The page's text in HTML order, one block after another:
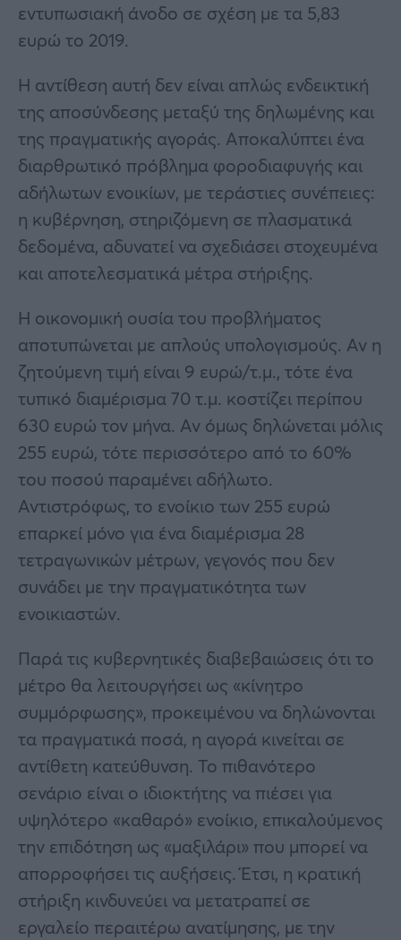
εντυπωσιακή άνοδο σε σχέση με τα 5,83
ευρώ το 2019.
Η αντίθεση αυτή δεν είναι απλώς ενδεικτική
της αποσύνδεσης μεταξύ της δηλωμένης και
της πραγματικής αγοράς. Αποκαλύπτει ένα
διαρθρωτικό πρόβλημα φοροδιαφυγής και
αδήλωτων ενοικίων, με τεράστιες συνέπειες:
η κυβέρνηση, στηριζόμενη σε πλασματικά
δεδομένα, αδυνατεί να σχεδιάσει στοχευμένα
και αποτελεσματικά μέτρα στήριξης.
Η οικονομική ουσία του προβλήματος
αποτυπώνεται με απλούς υπολογισμούς. Αν η
ζητούμενη τιμή είναι 9 ευρώ/τ.μ., τότε ένα
τυπικό διαμέρισμα 70 τ.μ. κοστίζει περίπου
630 ευρώ τον μήνα. Αν όμως δηλώνεται μόλις
255 ευρώ, τότε περισσότερο από το 60%
του ποσού παραμένει αδήλωτο.
Αντιστρόφως, το ενοίκιο των 255 ευρώ
επαρκεί μόνο για ένα διαμέρισμα 28
τετραγωνικών μέτρων, γεγονός που δεν
συνάδει με την πραγματικότητα των
ενοικιαστών.
Παρά τις κυβερνητικές διαβεβαιώσεις ότι το
μέτρο θα λειτουργήσει ως «κίνητρο
συμμόρφωσης», προκειμένου να δηλώνονται
τα πραγματικά ποσά, η αγορά κινείται σε
αντίθετη κατεύθυνση. Το πιθανότερο
σενάριο είναι ο ιδιοκτήτης να πιέσει για
υψηλότερο «καθαρό» ενοίκιο, επικαλούμενος
την επιδότηση ως «μαξιλάρι» που μπορεί να
απορροφήσει τις αυξήσεις. Έτσι, η κρατική
στήριξη κινδυνεύει να μετατραπεί σε
εργαλείο περαιτέρω ανατίμησης, με την